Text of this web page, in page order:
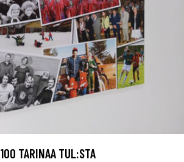
100 TARINAA TUL:STA